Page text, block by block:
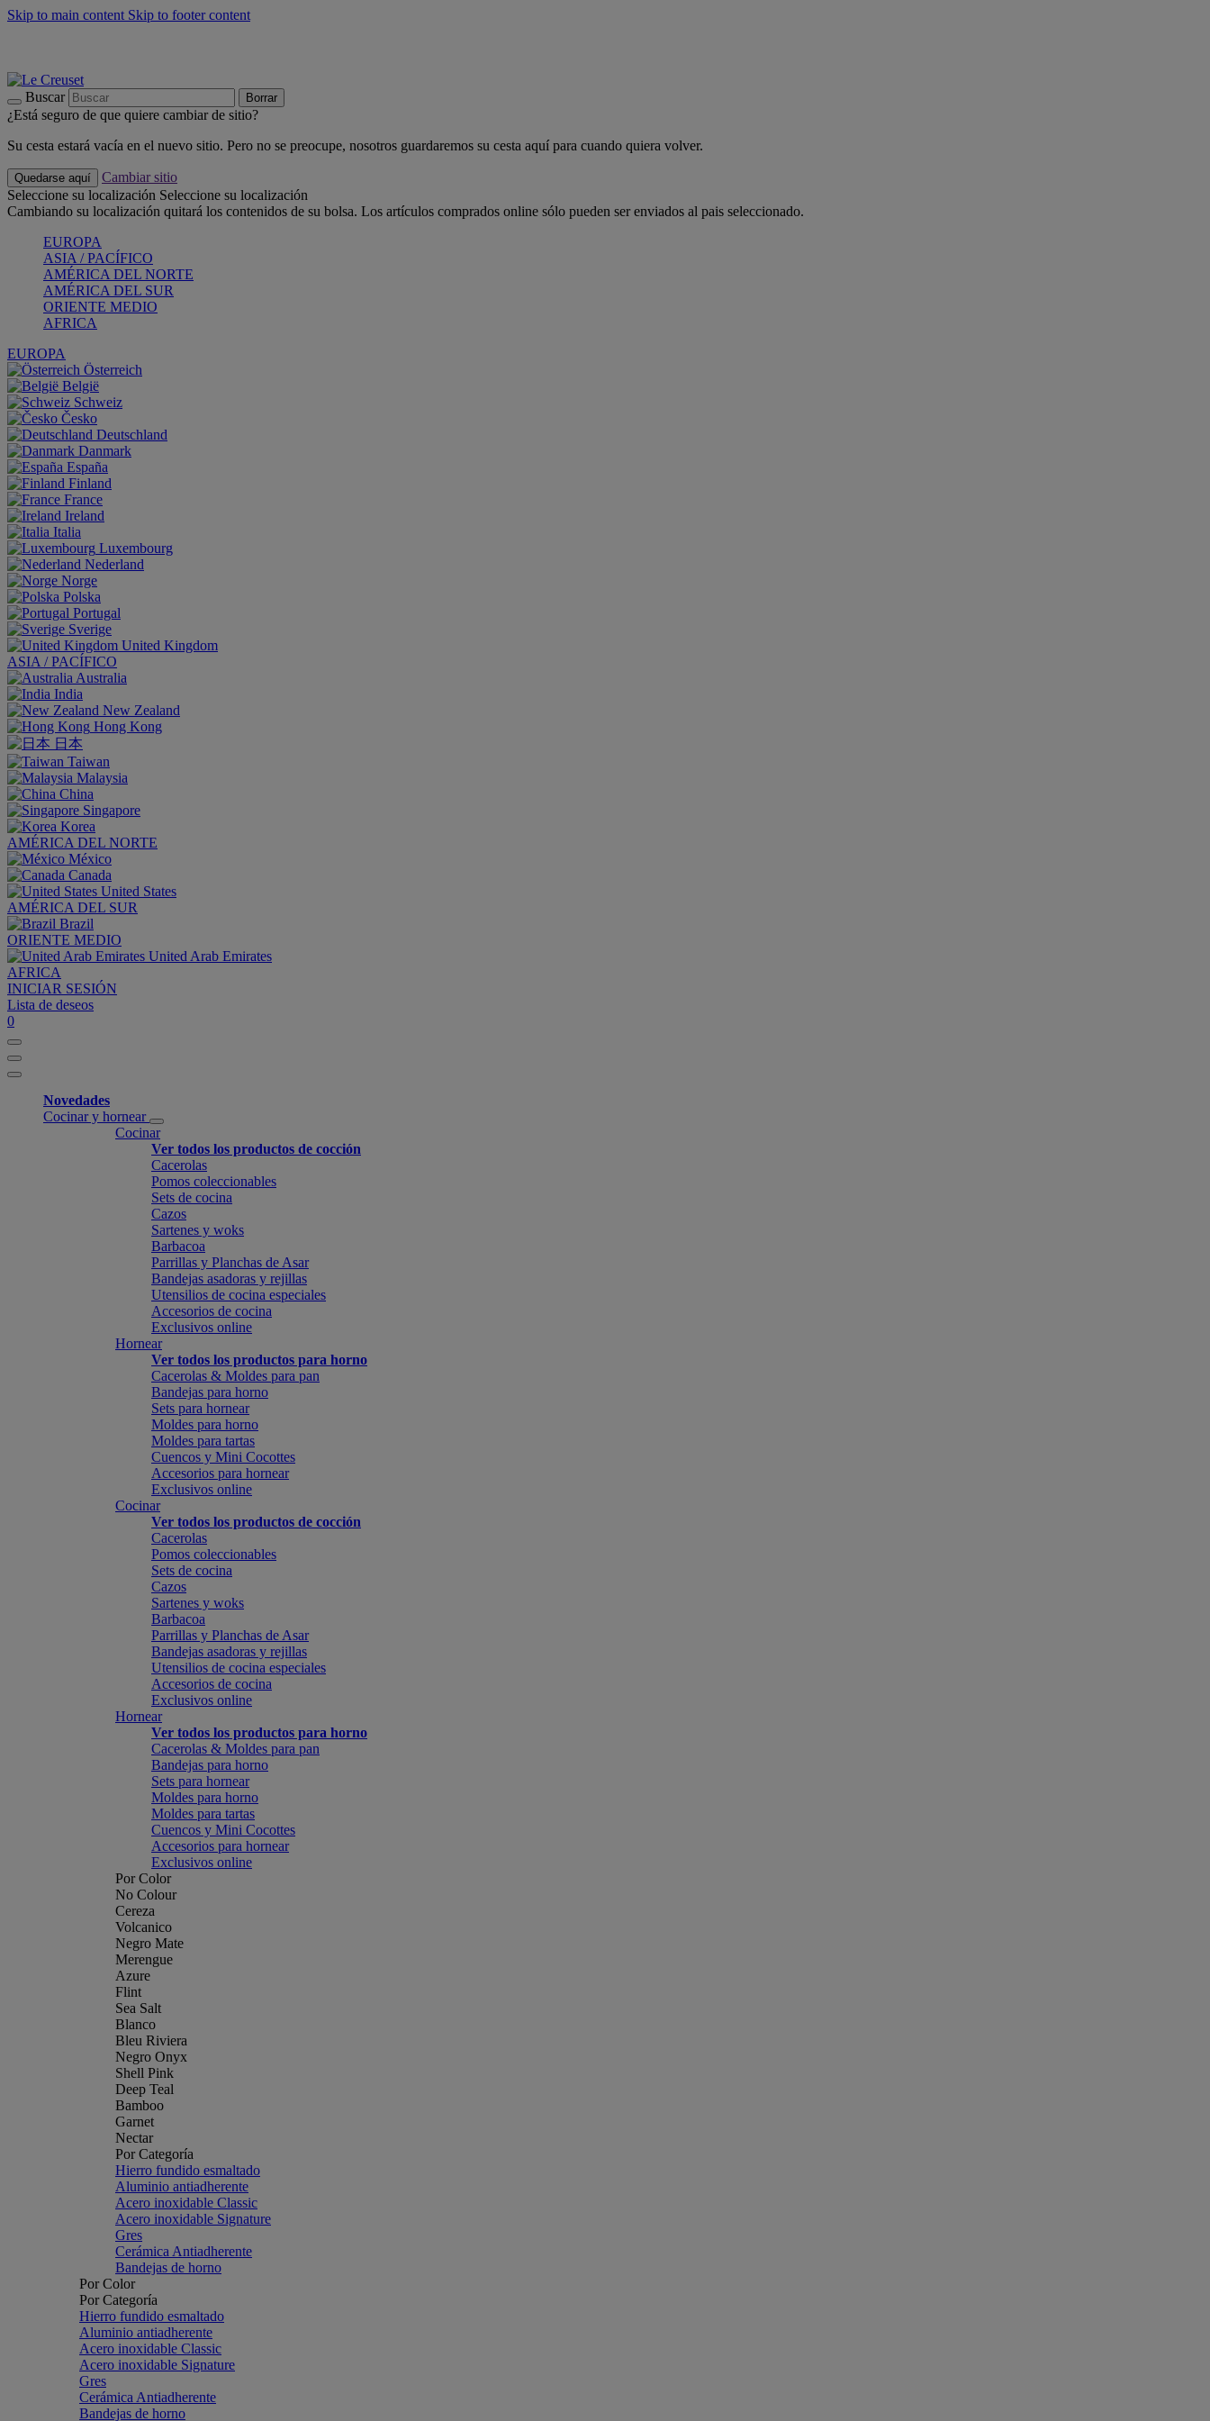
Skip to main content Skip to footer content
Buscar Borrar
¿Está seguro de que quiere cambiar de sitio?
Su cesta estará vacía en el nuevo sitio. Pero no se preocupe, nosotros guardaremos su cesta aquí para cuando quiera volver.
Quedarse aquí
Cambiar sitio
Seleccione su localización Seleccione su localización
Cambiando su localización quitará los contenidos de su bolsa. Los artículos comprados online sólo pueden ser enviados al pais seleccionado.
EUROPA
ASIA / PACÍFICO
AMÉRICA DEL NORTE
AMÉRICA DEL SUR
ORIENTE MEDIO
AFRICA
EUROPA
Österreich
België
Schweiz
Česko
Deutschland
Danmark
España
Finland
France
Ireland
Italia
Luxembourg
Nederland
Norge
Polska
Portugal
Sverige
United Kingdom
ASIA / PACÍFICO
Australia
India
New Zealand
Hong Kong
日本
Taiwan
Malaysia
China
Singapore
Korea
AMÉRICA DEL NORTE
México
Canada
United States
AMÉRICA DEL SUR
Brazil
ORIENTE MEDIO
United Arab Emirates
AFRICA
INICIAR SESIÓN
Lista de deseos
0
Novedades
Cocinar y hornear
Cocinar
Ver todos los productos de cocción
Cacerolas
Pomos coleccionables
Sets de cocina
Cazos
Sartenes y woks
Barbacoa
Parrillas y Planchas de Asar
Bandejas asadoras y rejillas
Utensilios de cocina especiales
Accesorios de cocina
Exclusivos online
Hornear
Ver todos los productos para horno
Cacerolas & Moldes para pan
Bandejas para horno
Sets para hornear
Moldes para horno
Moldes para tartas
Cuencos y Mini Cocottes
Accesorios para hornear
Exclusivos online
Cocinar
Ver todos los productos de cocción
Cacerolas
Pomos coleccionables
Sets de cocina
Cazos
Sartenes y woks
Barbacoa
Parrillas y Planchas de Asar
Bandejas asadoras y rejillas
Utensilios de cocina especiales
Accesorios de cocina
Exclusivos online
Hornear
Ver todos los productos para horno
Cacerolas & Moldes para pan
Bandejas para horno
Sets para hornear
Moldes para horno
Moldes para tartas
Cuencos y Mini Cocottes
Accesorios para hornear
Exclusivos online
Por Color
No Colour
Cereza
Volcanico
Negro Mate
Merengue
Azure
Flint
Sea Salt
Blanco
Bleu Riviera
Negro Onyx
Shell Pink
Deep Teal
Bamboo
Garnet
Nectar
Por Categoría
Hierro fundido esmaltado
Aluminio antiadherente
Acero inoxidable Classic
Acero inoxidable Signature
Gres
Cerámica Antiadherente
Bandejas de horno
Por Color
Por Categoría
Hierro fundido esmaltado
Aluminio antiadherente
Acero inoxidable Classic
Acero inoxidable Signature
Gres
Cerámica Antiadherente
Bandejas de horno